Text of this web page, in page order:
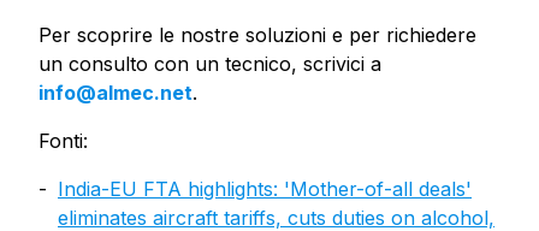
Per scoprire le nostre soluzioni e per richiedere
un consulto con un tecnico, scrivici a
info@almec.net.
Fonti:
India-EU FTA highlights: 'Mother-of-all deals'
eliminates aircraft tariffs, cuts duties on alcohol,